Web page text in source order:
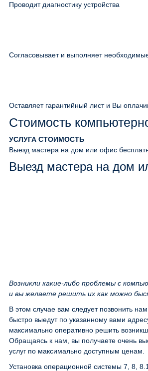
Проводит диагностику устройства
Согласовывает и выполняет
Оставляет гарантийный лист и Вы
Стоимость
УСЛУГА СТОИМОСТЬ
Выезд мастера на дом или офис
Выезд мастера на дом
Возникли какие-либо проблемы с
и вы желаете решить их как можно
В этом случае вам следует позвонить
быстро выедут по указанному вами
максимально оперативно решить
Обращаясь к нам, вы получаете очень
услуг по максимально доступным ценам.
Установка операционной системы 7, 8,